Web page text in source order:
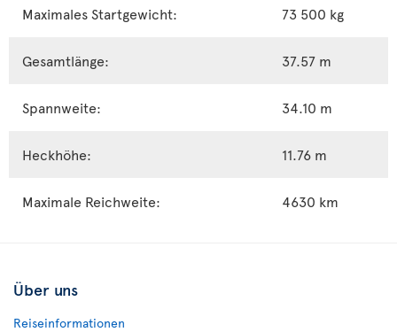
Maximales Startgewicht: 73 500 kg
Gesamtlänge: 37.57 m
Spannweite: 34.10 m
Heckhöhe: 11.76 m
Maximale Reichweite: 4630 km
Über uns
Reiseinformationen